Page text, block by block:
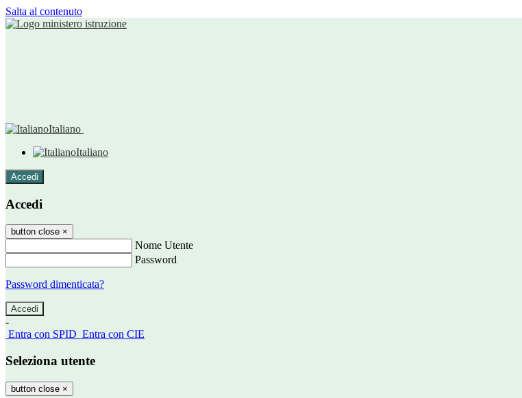
Salta al contenuto
Italiano
Italiano
Accedi
Accedi
button close ×
Nome Utente
Password
Password dimenticata?
-
Entra con SPID Entra con CIE
Seleziona utente
button close ×